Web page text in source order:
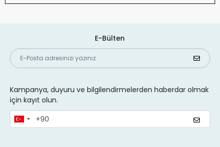
E-Bülten
Kampanya, duyuru ve bilgilendirmelerden haberdar olmak
için kayıt olun.